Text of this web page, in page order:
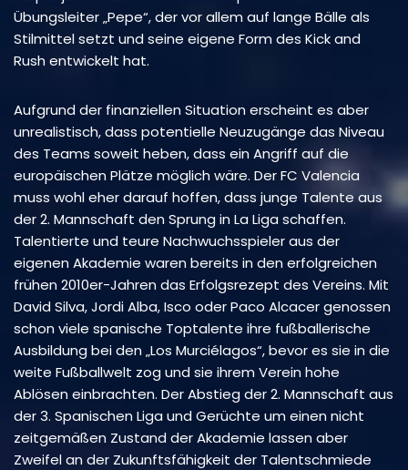
Übungsleiter „Pepe“, der vor allem auf lange Bälle als
Stilmittel setzt und seine eigene Form des Kick and
Rush entwickelt hat.
Aufgrund der finanziellen Situation erscheint es aber
unrealistisch, dass potentielle Neuzugänge das Niveau
des Teams soweit heben, dass ein Angriff auf die
europäischen Plätze möglich wäre. Der FC Valencia
muss wohl eher darauf hoffen, dass junge Talente aus
der 2. Mannschaft den Sprung in La Liga schaffen.
Talentierte und teure Nachwuchsspieler aus der
eigenen Akademie waren bereits in den erfolgreichen
frühen 2010er-Jahren das Erfolgsrezept des Vereins. Mit
David Silva, Jordi Alba, Isco oder Paco Alcacer genossen
schon viele spanische Toptalente ihre fußballerische
Ausbildung bei den „Los Murciélagos“, bevor es sie in die
weite Fußballwelt zog und sie ihrem Verein hohe
Ablösen einbrachten. Der Abstieg der 2. Mannschaft aus
der 3. Spanischen Liga und Gerüchte um einen nicht
zeitgemäßen Zustand der Akademie lassen aber
Zweifel an der Zukunftsfähigkeit der Talentschmiede